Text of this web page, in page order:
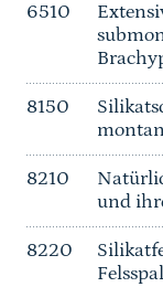
6510
8150
8210
und
8220